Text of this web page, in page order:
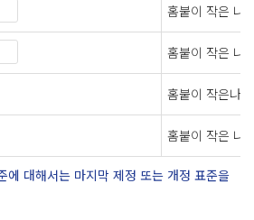
홈붙이 작은 나
홈붙이 작은 나
홈붙이 작은나사
홈붙이 작은 나
에 대해서는 마지막 제정 또는 개정 표준을